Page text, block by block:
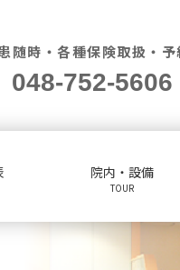
随時・各種保険取扱・予
048-752-5606
院内・設備
TOUR